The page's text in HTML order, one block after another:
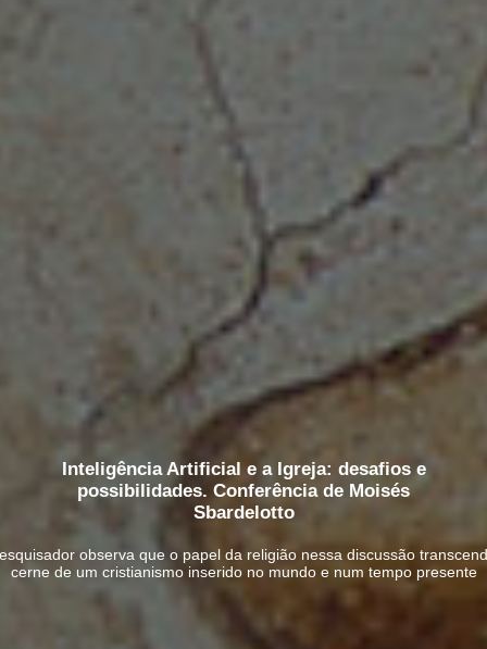
Inteligência Artificial e a Igreja: desafios e
possibilidades. Conferência de Moisés
Sbardelotto
observa que o papel da religião nessa discussão
cerne de um cristianismo inserido no mundo e num tempo presente